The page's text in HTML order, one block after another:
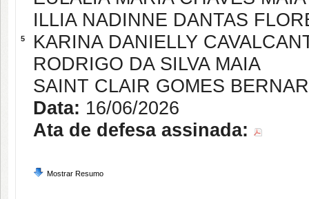
5
ILLIA NADINNE DANTAS
KARINA DANIELLY
RODRIGO DA SILVA MAIA
SAINT CLAIR GOMES
Data: 16/06/2026
Ata de defesa assinada:
Mostrar Resumo